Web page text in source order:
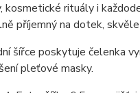
kosmetické rituály i
příjemný na dotek,
šířce poskytuje čelenka
pleťové masky.